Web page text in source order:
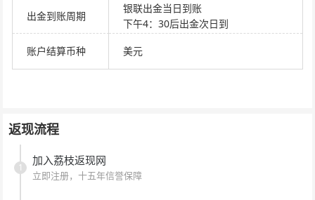
出金到账周期
银联出金当日到账
下午4：30后出金次日到
账户结算币种 美元
返现流程
加入荔枝返现网
立即注册，十五年信誉保障
1